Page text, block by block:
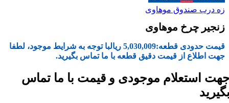
زه درب صندوق موهاوی
زنجیر چرخ موهاوی
قیمت حدودی قطعه:5,030,009 ریالبا توجه به شرایط موجود، لطفا
جهت اطلاع از قیمت دقیق قطعه با ما تماس بگیرید.
استعلام موجودی و قیمت با ما تماس